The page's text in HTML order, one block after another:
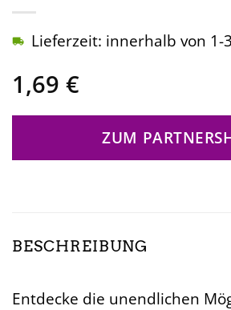
1,69 €
Lieferzeit: innerhalb von 1-
ZUM
BESCHREIBUNG
Entdecke die unendlichen